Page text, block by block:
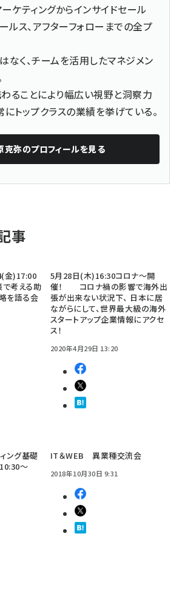
ーケティングからインサイドセール
ルス、アフターフォローまでの全プ
なく、チームを活用したマネジメン
ることにより幅広い視野と洞察力
にトップクラスの業績を挙げている。
克弥のプロフィールを見る
事
金)17:00
考える助
を語る会
5月28日(木)16:30コロナ～開
催！ コロナ禍の影響で海外出
張が出来ない状況下、 日本に居
ながらにして、世界最大級の海外
スタートアップ企業情報にアクセ
ス！
2020年4月29日 13:20
ング基礎
～
IT＆WEB 異業種交流会
2018年10月30日 9:31